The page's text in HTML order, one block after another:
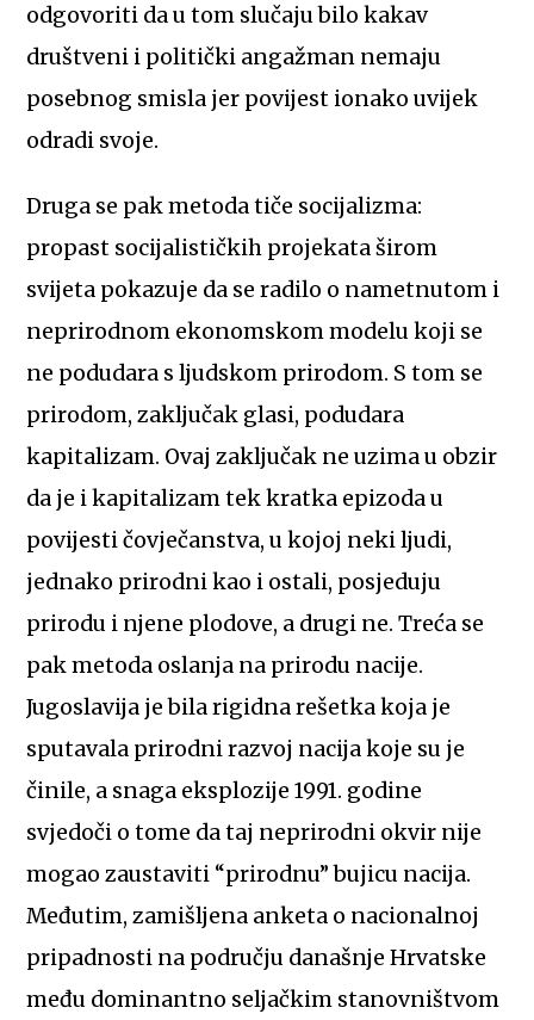
odgovoriti da u tom slučaju bilo kakav
društveni i politički angažman nemaju
posebnog smisla jer povijest ionako uvijek
odradi svoje.
Druga se pak metoda tiče socijalizma:
propast socijalističkih projekata širom
svijeta pokazuje da se radilo o nametnutom i
neprirodnom ekonomskom modelu koji se
ne podudara s ljudskom prirodom. S tom se
prirodom, zaključak glasi, podudara
kapitalizam. Ovaj zaključak ne uzima u obzir
da je i kapitalizam tek kratka epizoda u
povijesti čovječanstva, u kojoj neki ljudi,
jednako prirodni kao i ostali, posjeduju
prirodu i njene plodove, a drugi ne. Treća se
pak metoda oslanja na prirodu nacije.
Jugoslavija je bila rigidna rešetka koja je
sputavala prirodni razvoj nacija koje su je
činile, a snaga eksplozije 1991. godine
svjedoči o tome da taj neprirodni okvir nije
mogao zaustaviti “prirodnu” bujicu nacija.
Međutim, zamišljena anketa o nacionalnoj
pripadnosti na području današnje Hrvatske
među dominantno seljačkim stanovništvom